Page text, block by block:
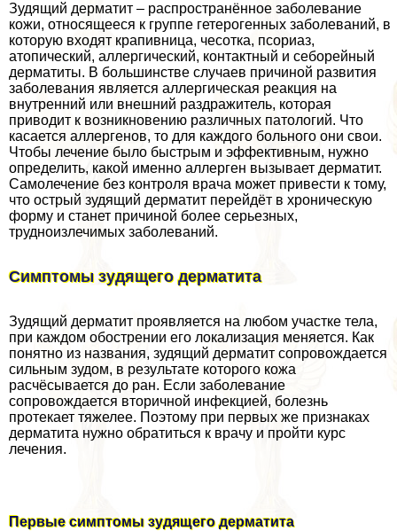
Зудящий дерматит – распространённое заболевание
кожи, относящееся к группе гетерогенных заболеваний, в
которую входят крапивница, чесотка, псориаз,
атопический, аллергический, контактный и себорейный
дерматиты. В большинстве случаев причиной развития
заболевания является аллергическая реакция на
внутренний или внешний раздражитель, которая
приводит к возникновению различных патологий. Что
касается аллергенов, то для каждого больного они свои.
Чтобы лечение было быстрым и эффективным, нужно
определить, какой именно аллерген вызывает дерматит.
Самолечение без контроля врача может привести к тому,
что острый зудящий дерматит перейдёт в хроническую
форму и станет причиной более серьезных,
трудноизлечимых заболеваний.
Симптомы зудящего дерматита
Зудящий дерматит проявляется на любом участке тела,
при каждом обострении его локализация меняется. Как
понятно из названия, зудящий дерматит сопровождается
сильным зудом, в результате которого кожа
расчёсывается до ран. Если заболевание
сопровождается вторичной инфекцией, болезнь
протекает тяжелее. Поэтому при первых же признаках
дерматита нужно обратиться к врачу и пройти курс
лечения.
Первые симптомы зудящего дерматита